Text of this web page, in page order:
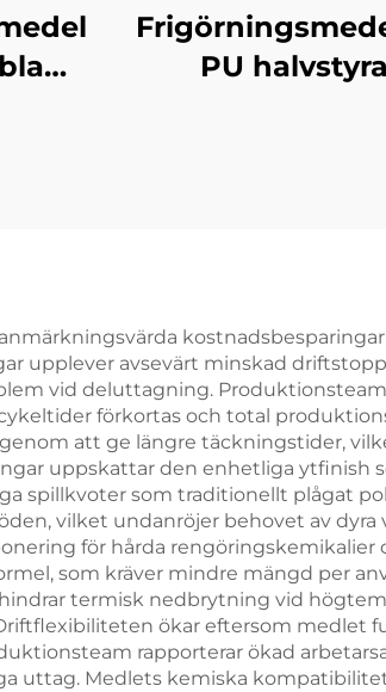
PU halvstyra
upplever avsevärt minskad
vid deluttagning.
förkortas och total
att ge längre täckningstider,
uppskattar den enhetliga ytfinish
spillkvoter som traditionellt plågat
vilket undanröjer behovet av
för hårda
som kräver mindre mängd per
termisk nedbrytning vid
ökar eftersom medlet
rapporterar ökad
uttag. Medlets kemiska